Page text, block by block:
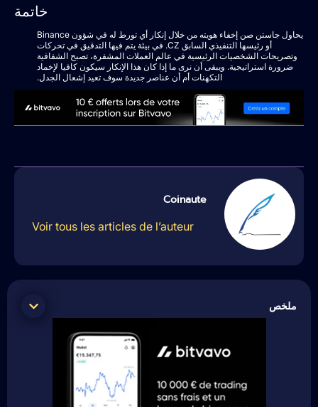
خاتمة
يحاول جاستن صن إخفاء هويته من خلال إنكار أي تورط له في شؤون Binance
أو رئيسها التنفيذي السابق CZ. في بيئة يتم فيها التدقيق في تحركات
وتصريحات الشخصيات الرئيسية في عالم العملات المشفرة، تصبح الشفافية
ضرورة استراتيجية. ويبقى أن نرى ما إذا كان هذا الإنكار سيكون كافيا لإخماد
التكهنات أم أن عناصر جديدة سوف تعيد إشعال الجدل.
Coinaute
Voir tous les articles de l’auteur
ملخص